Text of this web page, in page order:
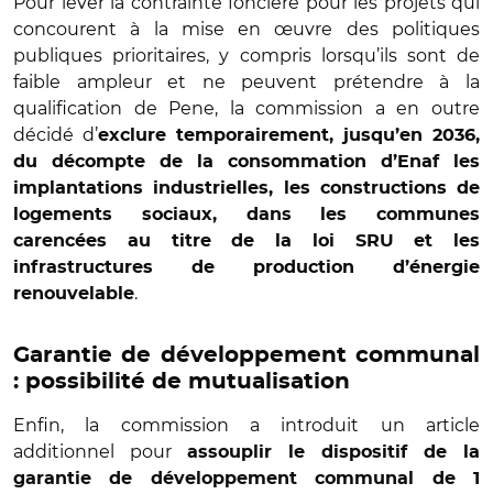
concourent à la mise en œuvre des politiques
publiques prioritaires, y compris lorsqu’ils sont de
faible ampleur et ne peuvent prétendre à la
qualification de Pene, la commission a en outre
décidé d’exclure temporairement, jusqu’en 2036,
du décompte de la consommation d’Enaf les
implantations industrielles, les constructions de
logements sociaux, dans les communes
carencées au titre de la loi SRU et les
infrastructures de production d’énergie
renouvelable.
Garantie de développement communal
: possibilité de mutualisation
Enfin, la commission a introduit un article
additionnel pour assouplir le dispositif de la
garantie de développement communal de 1